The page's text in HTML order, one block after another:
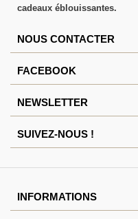
cadeaux éblouissantes.
NOUS CONTACTER
FACEBOOK
NEWSLETTER
SUIVEZ-NOUS !
INFORMATIONS